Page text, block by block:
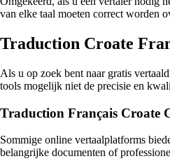
van elke taal moeten correct worden
Traduction Croate
Als u op zoek bent naar gratis
tools mogelijk niet de precisie en
Traduction Français Croate
Sommige online vertaalplatforms
belangrijke documenten of